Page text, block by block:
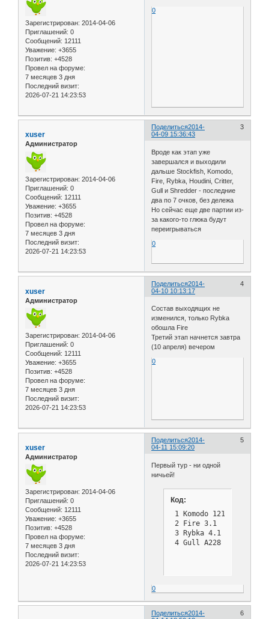
Зарегистрирован: 2014-04-06
Приглашений: 0
Сообщений: 12111
Уважение: +3655
Позитив: +4528
Провел на форуме:
7 месяцев 3 дня
Последний визит:
2026-07-21 14:23:53
0
Поделиться 3
2014-
04-09 15:36:43
xuser
Администратор
Зарегистрирован: 2014-04-06
Приглашений: 0
Сообщений: 12111
Уважение: +3655
Позитив: +4528
Провел на форуме:
7 месяцев 3 дня
Последний визит:
2026-07-21 14:23:53
Вроде как этап уже
завершался и выходили
дальше Stockfish, Komodo,
Fire, Rybka, Houdini, Critter,
Gull и Shredder - последние
два по 7 очков, без дележа
Но сейчас еще две партии из-
за какого-то глюка будут
переигрываться
0
Поделиться 4
2014-
04-10 10:13:17
xuser
Администратор
Зарегистрирован: 2014-04-06
Приглашений: 0
Сообщений: 12111
Уважение: +3655
Позитив: +4528
Провел на форуме:
7 месяцев 3 дня
Последний визит:
2026-07-21 14:23:53
Состав выходящих не
изменился, только Rybka
обошла Fire
Третий этап начнется завтра
(10 апреля) вечером
0
Поделиться 5
2014-
04-11 15:09:20
xuser
Администратор
Зарегистрирован: 2014-04-06
Приглашений: 0
Сообщений: 12111
Уважение: +3655
Позитив: +4528
Провел на форуме:
7 месяцев 3 дня
Последний визит:
2026-07-21 14:23:53
Первый тур - ни одной
ничьей!
Код:
1 Komodo 1217  1 0
2 Fire 3.1     0 1
3 Rybka 4.1    1 0
4 Gull A228    0 1
0
Поделиться 6
2014-